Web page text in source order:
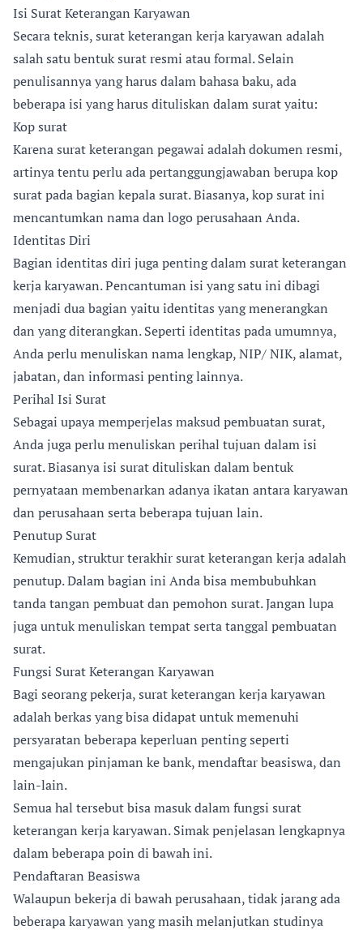
Isi Surat Keterangan Karyawan
Secara teknis, surat keterangan kerja karyawan adalah
salah satu bentuk surat resmi atau formal. Selain
penulisannya yang harus dalam bahasa baku, ada
beberapa isi yang harus dituliskan dalam surat yaitu:
Kop surat
Karena surat keterangan pegawai adalah dokumen resmi,
artinya tentu perlu ada pertanggungjawaban berupa kop
surat pada bagian kepala surat. Biasanya, kop surat ini
mencantumkan nama dan logo perusahaan Anda.
Identitas Diri
Bagian identitas diri juga penting dalam surat keterangan
kerja karyawan. Pencantuman isi yang satu ini dibagi
menjadi dua bagian yaitu identitas yang menerangkan
dan yang diterangkan. Seperti identitas pada umumnya,
Anda perlu menuliskan nama lengkap, NIP/ NIK, alamat,
jabatan, dan informasi penting lainnya.
Perihal Isi Surat
Sebagai upaya memperjelas maksud pembuatan surat,
Anda juga perlu menuliskan perihal tujuan dalam isi
surat. Biasanya isi surat dituliskan dalam bentuk
pernyataan membenarkan adanya ikatan antara karyawan
dan perusahaan serta beberapa tujuan lain.
Penutup Surat
Kemudian, struktur terakhir surat keterangan kerja adalah
penutup. Dalam bagian ini Anda bisa membubuhkan
tanda tangan pembuat dan pemohon surat. Jangan lupa
juga untuk menuliskan tempat serta tanggal pembuatan
surat.
Fungsi Surat Keterangan Karyawan
Bagi seorang pekerja, surat keterangan kerja karyawan
adalah berkas yang bisa didapat untuk memenuhi
persyaratan beberapa keperluan penting seperti
mengajukan pinjaman ke bank, mendaftar beasiswa, dan
lain-lain.
Semua hal tersebut bisa masuk dalam fungsi surat
keterangan kerja karyawan. Simak penjelasan lengkapnya
dalam beberapa poin di bawah ini.
Pendaftaran Beasiswa
Walaupun bekerja di bawah perusahaan, tidak jarang ada
beberapa karyawan yang masih melanjutkan studinya